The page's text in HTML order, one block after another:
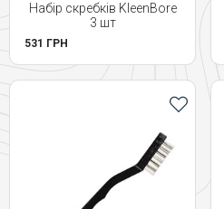
Набір скребків KleenBore
3 шт
531 ГРН